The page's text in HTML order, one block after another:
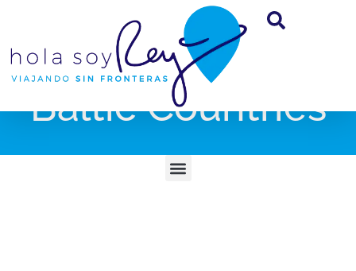
Baltic Countries